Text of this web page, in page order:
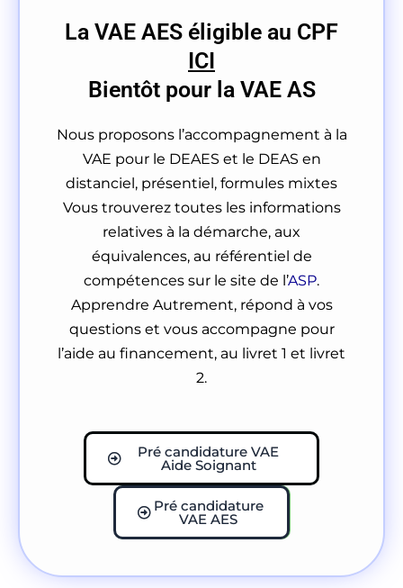
La VAE AES éligible au CPF
ICI
Bientôt pour la VAE AS
Nous proposons l’accompagnement à la
VAE pour le DEAES et le DEAS en
distanciel, présentiel, formules mixtes
Vous trouverez toutes les informations
relatives à la démarche, aux
équivalences, au référentiel de
compétences sur le site de l’ASP.
Apprendre Autrement, répond à vos
questions et vous accompagne pour
l’aide au financement, au livret 1 et livret
2.
Pré candidature VAE
Aide Soignant
Pré candidature
VAE AES